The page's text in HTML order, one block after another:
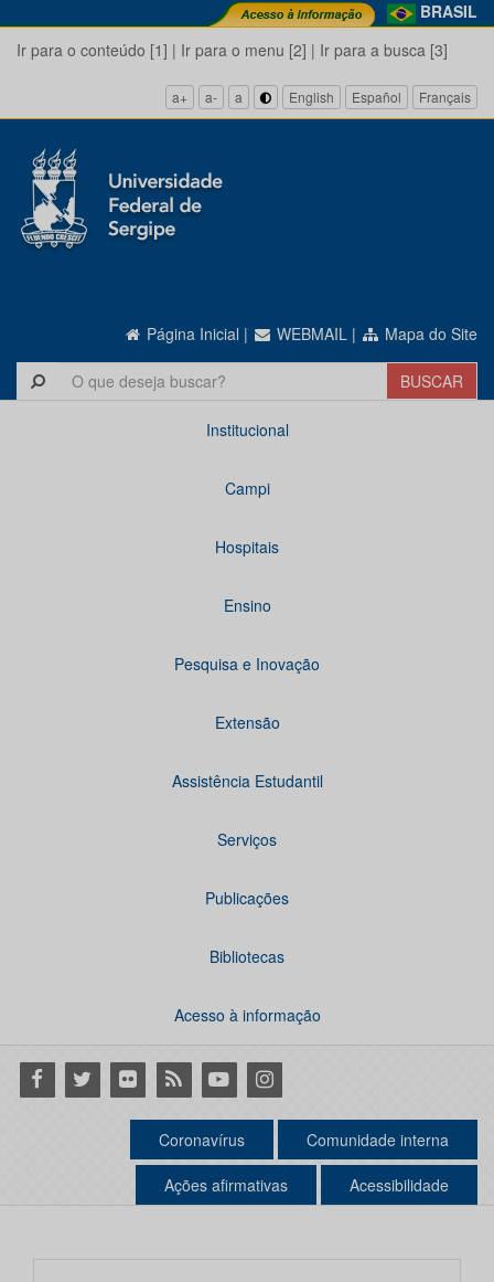
BRASIL
Ir para o conteúdo [1] | Ir para o menu [2] | Ir para a busca [3]
a+ a- a English Español Français
Página Inicial | WEBMAIL | Mapa do Site
Institucional
Campi
Hospitais
Ensino
Pesquisa e Inovação
Extensão
Assistência Estudantil
Serviços
Publicações
Bibliotecas
Acesso à informação
Facebook
Twitter Flickr RSS YoutubeInstagram
Coronavírus Comunidade interna
Ações afirmativas Acessibilidade